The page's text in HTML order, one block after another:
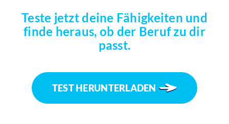
Teste jetzt deine Fähigkeiten und
finde heraus, ob der Beruf zu dir
passt.
TEST HERUNTERLADEN